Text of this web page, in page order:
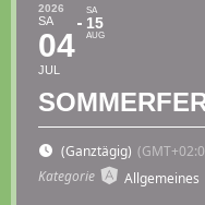
2026
SA
04
JUL
SA
15
AUG
(Ganztägig)
Kategorie
Allgemeines